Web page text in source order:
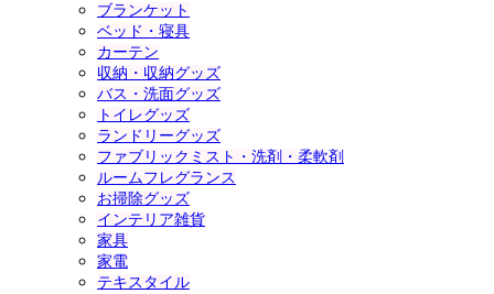
ブランケット
ベッド・寝具
カーテン
収納・収納グッズ
バス・洗面グッズ
トイレグッズ
ランドリーグッズ
ファブリックミスト・洗剤・柔軟剤
ルームフレグランス
お掃除グッズ
インテリア雑貨
家具
家電
テキスタイル